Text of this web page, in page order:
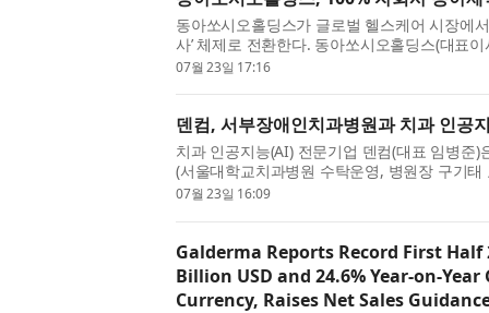
동아쏘시오홀딩스가 글로벌 헬스케어 시장에
사’ 체제로 전환한다. 동아쏘시오홀딩스(대표
를 개최하고 100% 자회사인 동아제약의 흡수
07월 23일 17:16
덴컴, 서부장애인치과병원과 치과 인공
치과 인공지능(AI) 전문기업 덴컴(대표 임병준
(서울대학교치과병원 수탁운영, 병원장 구기
을 도입하기 위한 계약을 체결하고 도입에 나
07월 23일 16:09
Galderma Reports Record First Half
Billion USD and 24.6% Year-on-
Currency, Raises Net Sales